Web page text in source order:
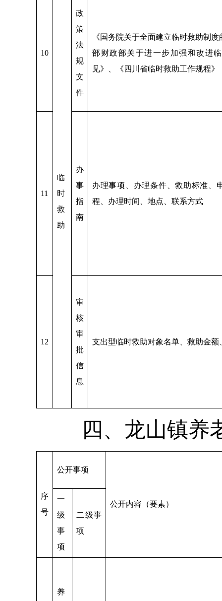
10
临
时
救
助
政
策
法
规
文
件
《国务院关于全面建立临时救助制
部财政部关于进一步加强和改进
见》、《四川省临时救助工作规程》
11
办
事
指
南
办理事项、办理条件、救助标准、
程、办理时间、地点、联系方式
12
审
核
审
批
信
息
支出型临时救助对象名单、救助金额
四、龙山镇养
序
号
公开事项
公开内容（要素）
一
级
事
项
二级事
项
养